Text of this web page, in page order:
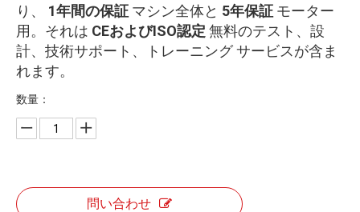
り、 1年間の保証 マシン全体と 5年保証 モーター
用。それは CEおよびISO認定 無料のテスト、設
計、技術サポート、トレーニング サービスが含ま
れます。
数量：
問い合わせ